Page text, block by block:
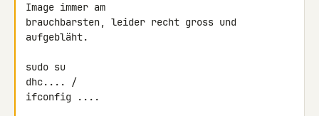
Image immer am
brauchbarsten, leider recht gross und
aufgebläht.
sudo su
dhc.... /
ifconfig ....